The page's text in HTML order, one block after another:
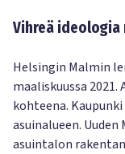
Vihreä
Helsingin Malmin
maaliskuussa
kohteena.
asuinalueen.
asuintalon